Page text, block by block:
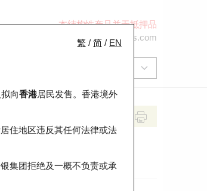
本结构性产品并无抵押品
ol-hkwarrants@ubs.com
繁 / 简 / EN
向香港居民发售。香港境外
住地区违反其任何法律或法
集团拒绝及一概不负责或承